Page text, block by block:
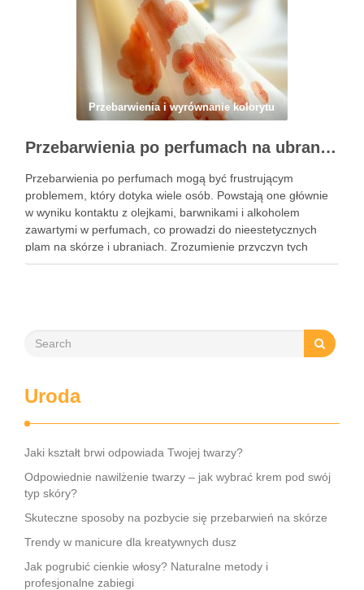
Przebarwienia i wyrównanie kolorytu
Przebarwienia po perfumach na ubraniach i skórze: przyczyny, usuwanie i zapobieganie błędom
Przebarwienia po perfumach mogą być frustrującym
problemem, który dotyka wiele osób. Powstają one głównie
w wyniku kontaktu z olejkami, barwnikami i alkoholem
zawartymi w perfumach, co prowadzi do nieestetycznych
plam na skórze i ubraniach. Zrozumienie przyczyn tych
przebarwień jest kluczowe, aby skutecznie im zapobiegać i
Uroda
Jaki kształt brwi odpowiada Twojej twarzy?
Odpowiednie nawilżenie twarzy – jak wybrać krem pod swój
typ skóry?
Skuteczne sposoby na pozbycie się przebarwień na skórze
Trendy w manicure dla kreatywnych dusz
Jak pogrubić cienkie włosy? Naturalne metody i
profesjonalne zabiegi